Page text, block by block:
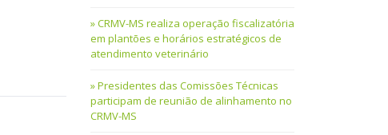
CRMV-MS realiza operação fiscalizatória
em plantões e horários estratégicos de
atendimento veterinário
Presidentes das Comissões Técnicas
participam de reunião de alinhamento no
CRMV-MS